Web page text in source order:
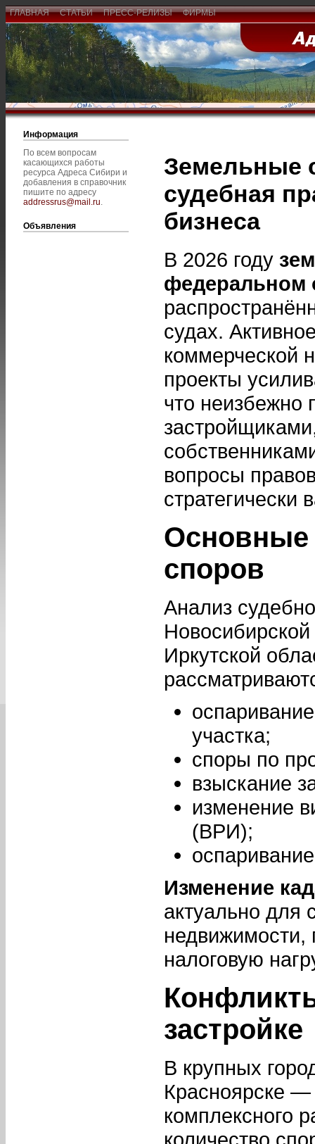
ГЛАВНАЯ СТАТЬИ ПРЕСС-РЕЛИЗЫ ФИРМЫ
Информация
По всем вопросам
касающихся работы
ресурса Адреса Сибири и
добавления в справочник
пишите по адресу
addressrus@mail.ru.
Объявления
Земельные
судебная
бизнеса
В 2026 году
федеральном
судах.
коммерческой
проекты
что неизбежно
вопросы
стратегически
Основные
споров
Анализ
Новосибирской
Иркутской
участка;
споры по
взыскание
изменение
(ВРИ);
Изменение
актуально для
недвижимости,
налоговую
застройке
В крупных
Красноярске —
комплексного
количество